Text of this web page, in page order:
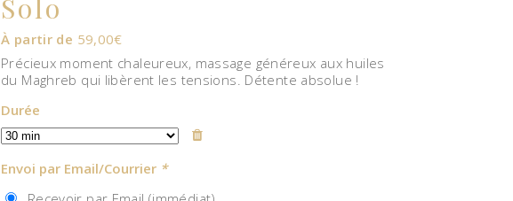
Solo
À partir de 59,00€
Précieux moment chaleureux, massage généreux aux huiles
du Maghreb qui libèrent les tensions. Détente absolue !
Durée
Envoi par Email/Courrier *